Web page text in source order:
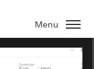
Menu